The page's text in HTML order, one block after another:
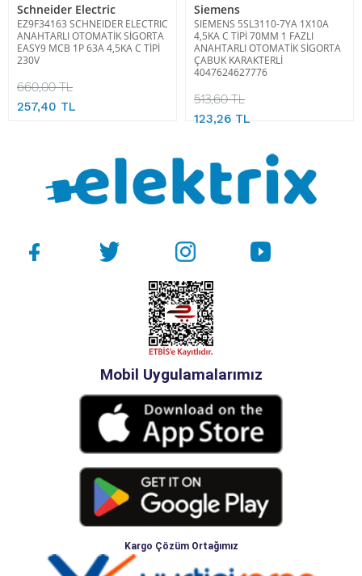
Schneider Electric
EZ9F34163 SCHNEIDER ELECTRIC
ANAHTARLI OTOMATİK SİGORTA
EASY9 MCB 1P 63A 4,5KA C TİPİ
230V
660,00 TL
257,40 TL
Siemens
SIEMENS 5SL3110-7YA 1X10A
4,5KA C TİPİ 70MM 1 FAZLI
ANAHTARLI OTOMATİK SİGORTA
ÇABUK KARAKTERLİ
4047624627776
513,60 TL
123,26 TL
Mobil Uygulamalarımız
Kargo Çözüm Ortağımız